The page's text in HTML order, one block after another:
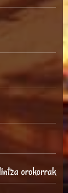
orokorrak